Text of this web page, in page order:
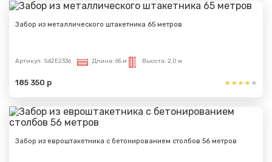
Забор из металлического штакетника 65 метров
Артикул: S42E2336 Длина: 65 м Высота: 2,0 м
185 350 р
Забор из евроштакетника с бетонированием столбов 56 метров